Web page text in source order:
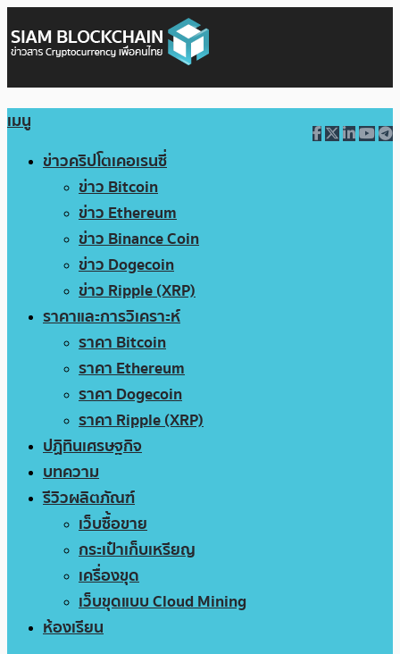
เมนู
ข่าวคริปโตเคอเรนซี่
ข่าว Bitcoin
ข่าว Ethereum
ข่าว Binance Coin
ข่าว Dogecoin
ข่าว Ripple (XRP)
ราคาและการวิเคราะห์
ราคา Bitcoin
ราคา Ethereum
ราคา Dogecoin
ราคา Ripple (XRP)
ปฏิทินเศรษฐกิจ
บทความ
รีวิวผลิตภัณฑ์
เว็บซื้อขาย
กระเป๋าเก็บเหรียญ
เครื่องขุด
เว็บขุดแบบ Cloud Mining
ห้องเรียน